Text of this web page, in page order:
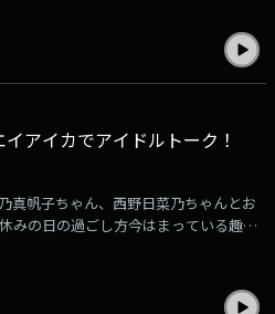
アイ界隈へのメッセージはこちら！ど
mailform/aika/#google_vignette
アイカでアイドルトーク！
真帆⼦ちゃん、西野日菜乃ちゃんとお
みの日の過ごし方今はまっている趣味
けなかった内容もお楽しみくださ
はこちら！どんどん送ってください